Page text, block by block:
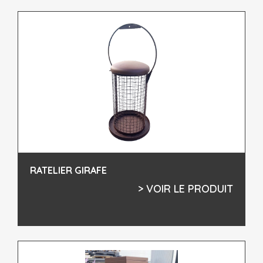
RATELIER GIRAFE
> VOIR LE PRODUIT